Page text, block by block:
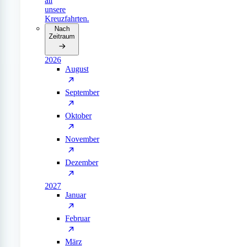
unsere
Kreuzfahrten.
Nach
Zeitraum
2026
August
September
Oktober
November
Dezember
2027
Januar
Februar
März